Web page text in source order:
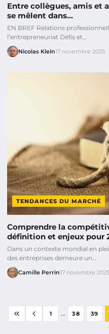
Entre collègues, amis et
se mêlent dans…
EN BREF Relations
l’entrepreneuriat Défis et…
Nicolas Klein17 novembre 2025
TENDANCES DU MARCHÉ
Comprendre la
définition et enjeux pour
Dans un contexte mondial en
des entreprises demeure un…
Camille Perrin17 novembre 2025
1 ... 38 39